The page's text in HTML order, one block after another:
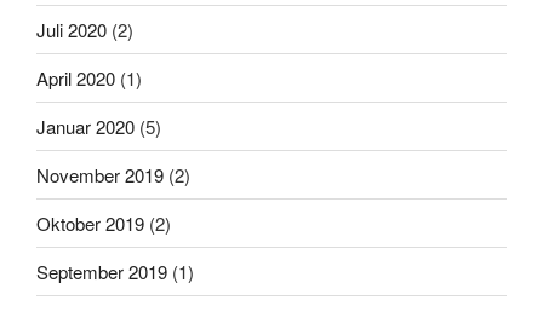
Juli 2020 (2)
April 2020 (1)
Januar 2020 (5)
November 2019 (2)
Oktober 2019 (2)
September 2019 (1)